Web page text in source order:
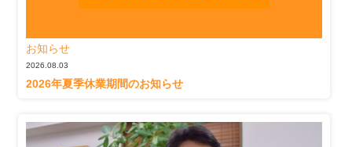
お知らせ
2026.08.03
2026年夏季休業期間のお知らせ